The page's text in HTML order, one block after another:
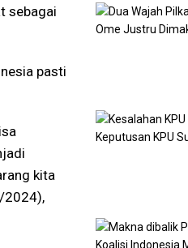
sebagai
pasti
kita
2024),